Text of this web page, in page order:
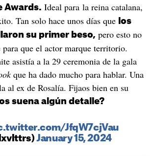
Awards. Ideal para la reina catalana,
Tan solo hace unos días que los
su primer beso, pero esto no
que el actor marque territorio.
asistía a la 29 ceremonia de la gala
que ha dado mucho para hablar. Una
al ex de Rosalía. Fijaos bien en su
suena algún detalle?
JfqW7cjVau
January 15, 2024